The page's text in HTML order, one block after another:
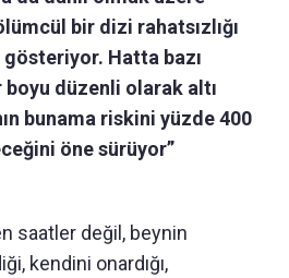
bir dizi rahatsızlığı
Hatta bazı
düzenli olarak altı
bunama riskini yüzde 400
öne sürüyor”
saatler değil, beynin
kendini onardığı,